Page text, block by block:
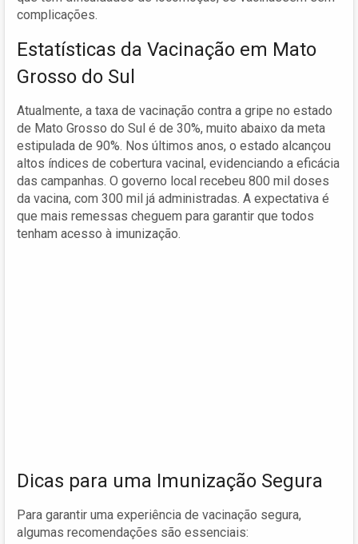
complicações.
Estatísticas da Vacinação em Mato
Grosso do Sul
Atualmente, a taxa de vacinação contra a gripe no estado
de Mato Grosso do Sul é de 30%, muito abaixo da meta
estipulada de 90%. Nos últimos anos, o estado alcançou
altos índices de cobertura vacinal, evidenciando a eficácia
das campanhas. O governo local recebeu 800 mil doses
da vacina, com 300 mil já administradas. A expectativa é
que mais remessas cheguem para garantir que todos
tenham acesso à imunização.
Dicas para uma Imunização Segura
Para garantir uma experiência de vacinação segura,
algumas recomendações são essenciais: